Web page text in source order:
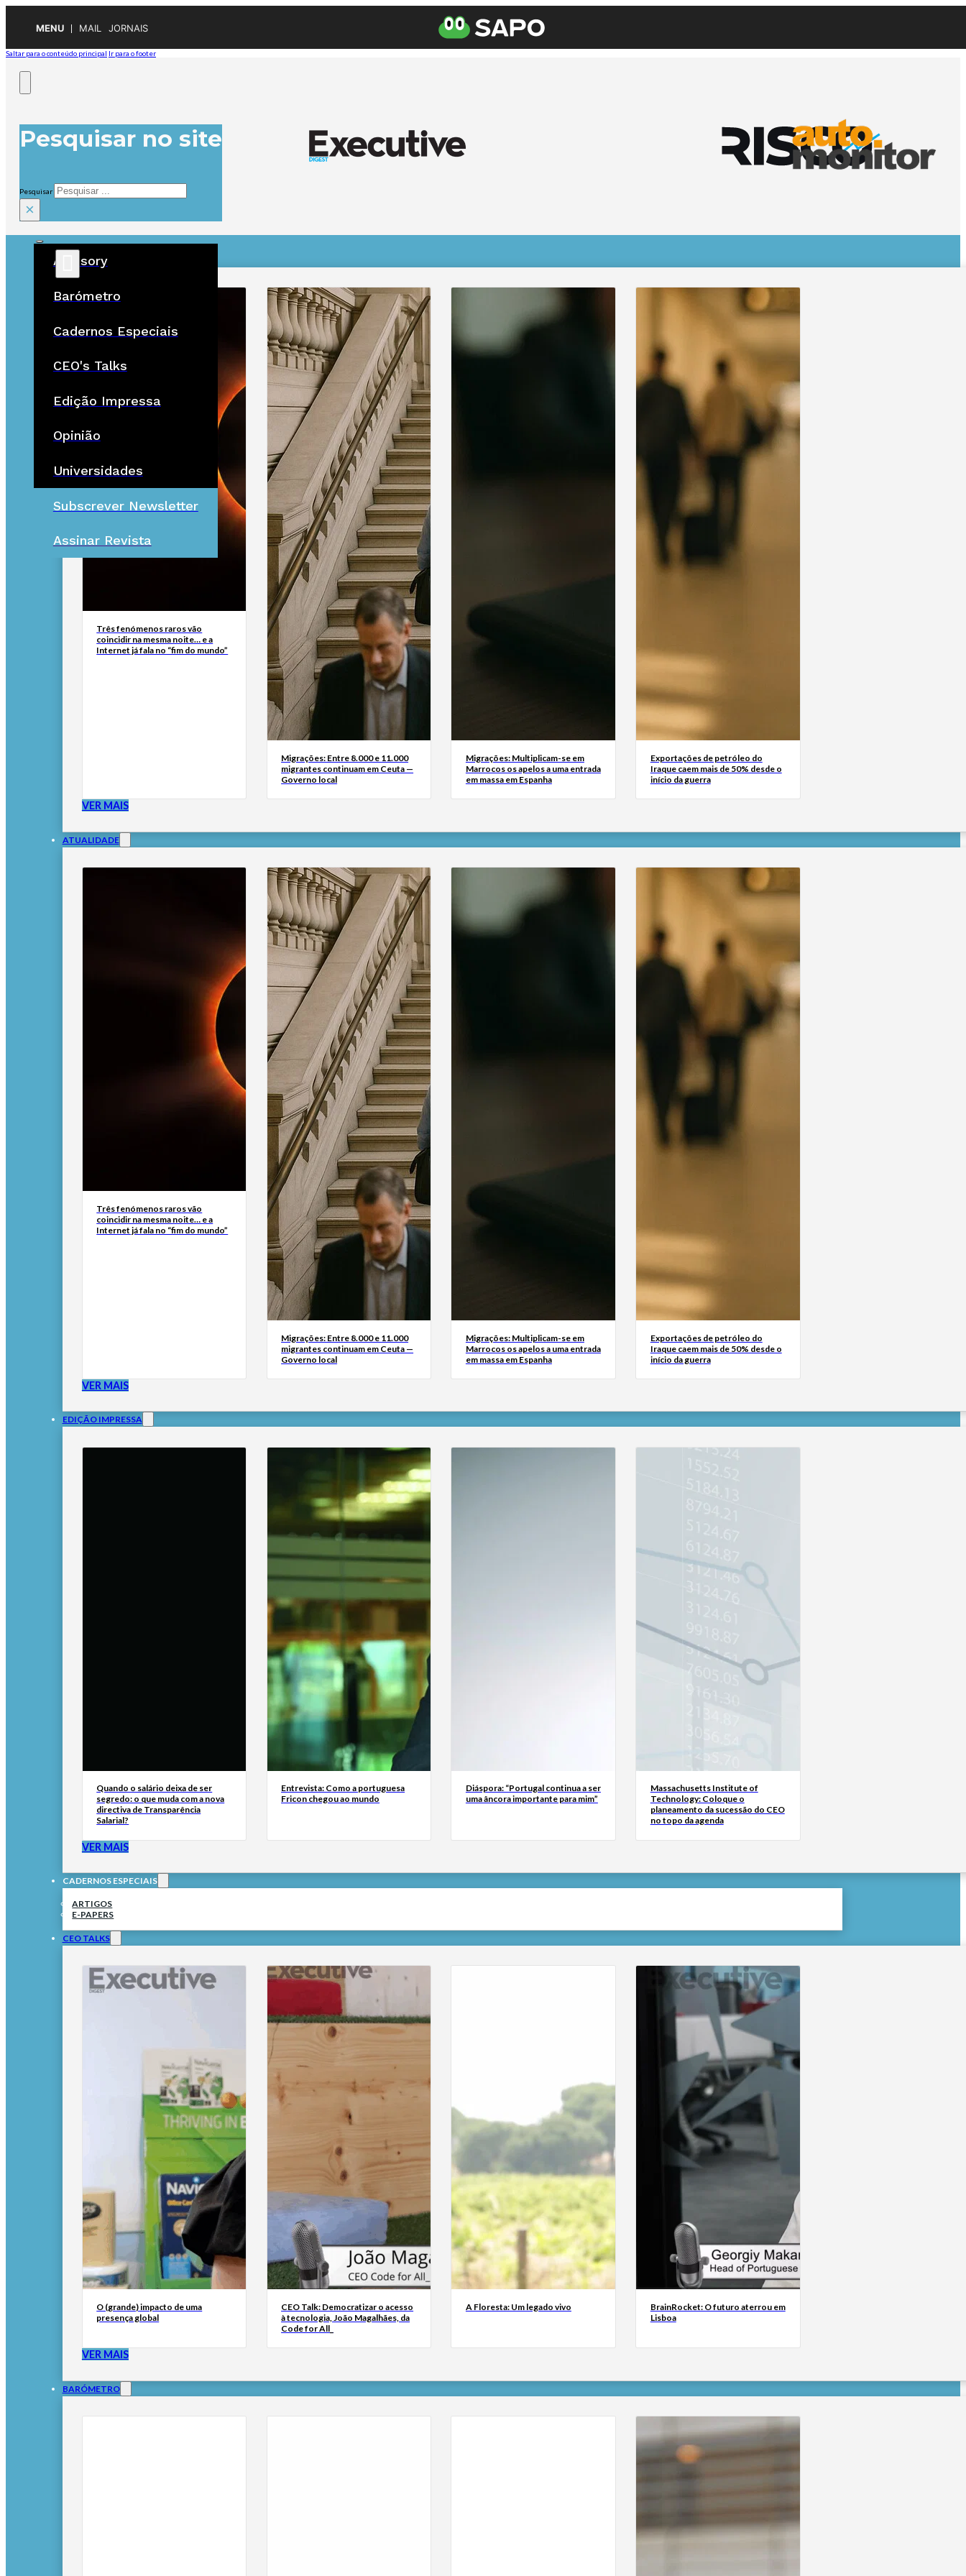
MENU MAIL JORNAIS
Saltar para o conteúdo principal Ir para o footer
Pesquisar no site
Pesquisar
×
Advisory
Barómetro
Cadernos Especiais
CEO's Talks
Edição Impressa
Opinião
Universidades
Subscrever Newsletter
Assinar Revista
ÚLTIMAS
Três fenómenos raros vão
coincidir na mesma noite… e a
Internet já fala no “fim do mundo”
Migrações: Entre 8.000 e 11.000
migrantes continuam em Ceuta —
Governo local
Migrações: Multiplicam-se em
Marrocos os apelos a uma entrada
em massa em Espanha
Exportações de petróleo do
Iraque caem mais de 50% desde o
início da guerra
VER MAIS
ATUALIDADE
Três fenómenos raros vão
coincidir na mesma noite… e a
Internet já fala no “fim do mundo”
Migrações: Entre 8.000 e 11.000
migrantes continuam em Ceuta —
Governo local
Migrações: Multiplicam-se em
Marrocos os apelos a uma entrada
em massa em Espanha
Exportações de petróleo do
Iraque caem mais de 50% desde o
início da guerra
VER MAIS
EDIÇÃO IMPRESSA
Quando o salário deixa de ser
segredo: o que muda com a nova
directiva de Transparência
Salarial?
Entrevista: Como a portuguesa
Fricon chegou ao mundo
Diáspora: “Portugal continua a ser
uma âncora importante para mim”
Massachusetts Institute of
Technology: Coloque o
planeamento da sucessão do CEO
no topo da agenda
VER MAIS
CADERNOS ESPECIAIS
ARTIGOS
E-PAPERS
CEO TALKS
O (grande) impacto de uma
presença global
CEO Talk: Democratizar o acesso
à tecnologia, João Magalhães, da
Code for All_
A Floresta: Um legado vivo
BrainRocket: O futuro aterrou em
Lisboa
VER MAIS
BARÓMETRO